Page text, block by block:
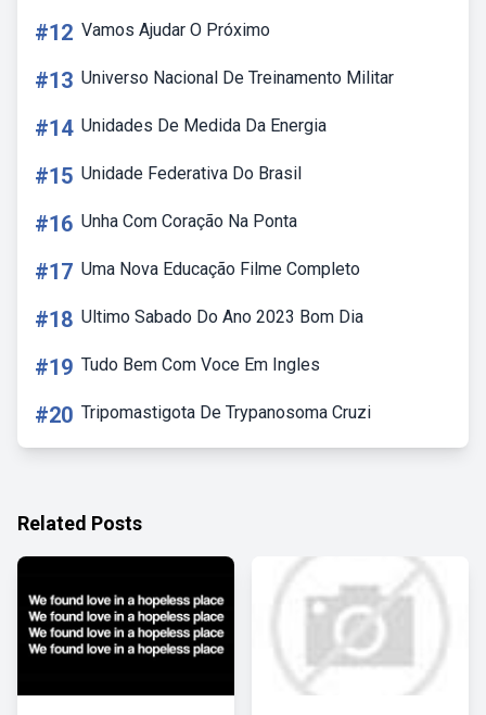
#12 Vamos Ajudar O Próximo
#13 Universo Nacional De Treinamento Militar
#14 Unidades De Medida Da Energia
#15 Unidade Federativa Do Brasil
#16 Unha Com Coração Na Ponta
#17 Uma Nova Educação Filme Completo
#18 Ultimo Sabado Do Ano 2023 Bom Dia
#19 Tudo Bem Com Voce Em Ingles
#20 Tripomastigota De Trypanosoma Cruzi
Related Posts